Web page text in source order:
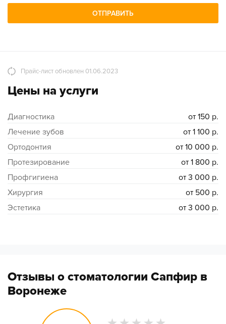
ОТПРАВИТЬ
Цены на услуги
Прайс-лист обновлен 01.06.2023
Диагностика
от 150 р.
Лечение зубов
от 1 100 р.
Ортодонтия
от 10 000 р.
Протезирование
от 1 800 р.
Профгигиена
от 3 000 р.
Хирургия
от 500 р.
Эстетика
от 3 000 р.
Отзывы о стоматологии Сапфир в
Воронеже